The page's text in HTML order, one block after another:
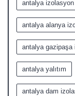
antalya izolasyon
antalya alanya
antalya gazipaşa
antalya yalıtım
antalya dam